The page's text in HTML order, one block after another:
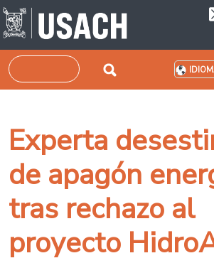
Pasar al contenido principal
Buscar
Experta
de apagón
tras rechazo al
proyecto